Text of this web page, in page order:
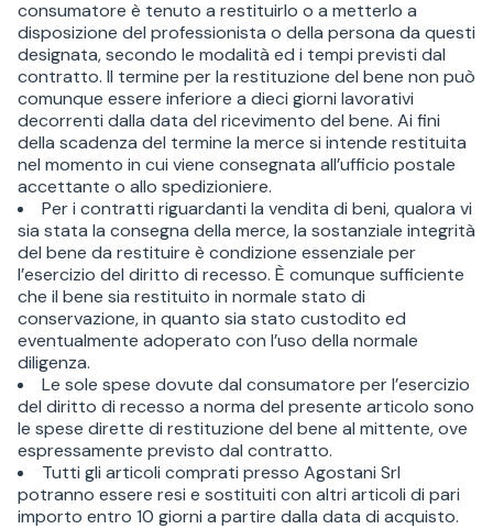
consumatore è tenuto a restituirlo o a metterlo a
disposizione del professionista o della persona da questi
designata, secondo le modalità ed i tempi previsti dal
contratto. Il termine per la restituzione del bene non può
comunque essere inferiore a dieci giorni lavorativi
decorrenti dalla data del ricevimento del bene. Ai fini
della scadenza del termine la merce si intende restituita
nel momento in cui viene consegnata all’ufficio postale
accettante o allo spedizioniere.
Per i contratti riguardanti la vendita di beni, qualora vi
sia stata la consegna della merce, la sostanziale integrità
del bene da restituire è condizione essenziale per
l’esercizio del diritto di recesso. È comunque sufficiente
che il bene sia restituito in normale stato di
conservazione, in quanto sia stato custodito ed
eventualmente adoperato con l’uso della normale
diligenza.
Le sole spese dovute dal consumatore per l’esercizio
del diritto di recesso a norma del presente articolo sono
le spese dirette di restituzione del bene al mittente, ove
espressamente previsto dal contratto.
Tutti gli articoli comprati presso Agostani Srl
potranno essere resi e sostituiti con altri articoli di pari
importo entro 10 giorni a partire dalla data di acquisto.